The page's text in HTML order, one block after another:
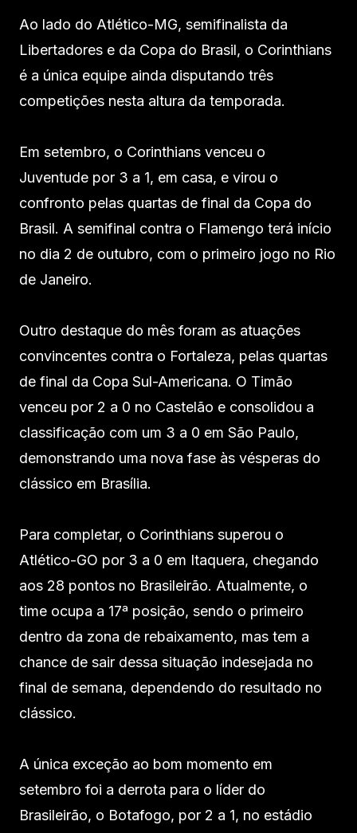
Ao lado do Atlético-MG, semifinalista da
Libertadores e da Copa do Brasil, o Corinthians
é a única equipe ainda disputando três
competições nesta altura da temporada.
Em setembro, o Corinthians venceu o
Juventude por 3 a 1, em casa, e virou o
confronto pelas quartas de final da Copa do
Brasil. A semifinal contra o Flamengo terá início
no dia 2 de outubro, com o primeiro jogo no Rio
de Janeiro.
Outro destaque do mês foram as atuações
convincentes contra o Fortaleza, pelas quartas
de final da Copa Sul-Americana. O Timão
venceu por 2 a 0 no Castelão e consolidou a
classificação com um 3 a 0 em São Paulo,
demonstrando uma nova fase às vésperas do
clássico em Brasília.
Para completar, o Corinthians superou o
Atlético-GO por 3 a 0 em Itaquera, chegando
aos 28 pontos no Brasileirão. Atualmente, o
time ocupa a 17ª posição, sendo o primeiro
dentro da zona de rebaixamento, mas tem a
chance de sair dessa situação indesejada no
final de semana, dependendo do resultado no
clássico.
A única exceção ao bom momento em
setembro foi a derrota para o líder do
Brasileirão, o Botafogo, por 2 a 1, no estádio